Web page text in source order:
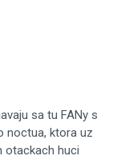
sa tu FANy s
noctua, ktora uz
otackach huci